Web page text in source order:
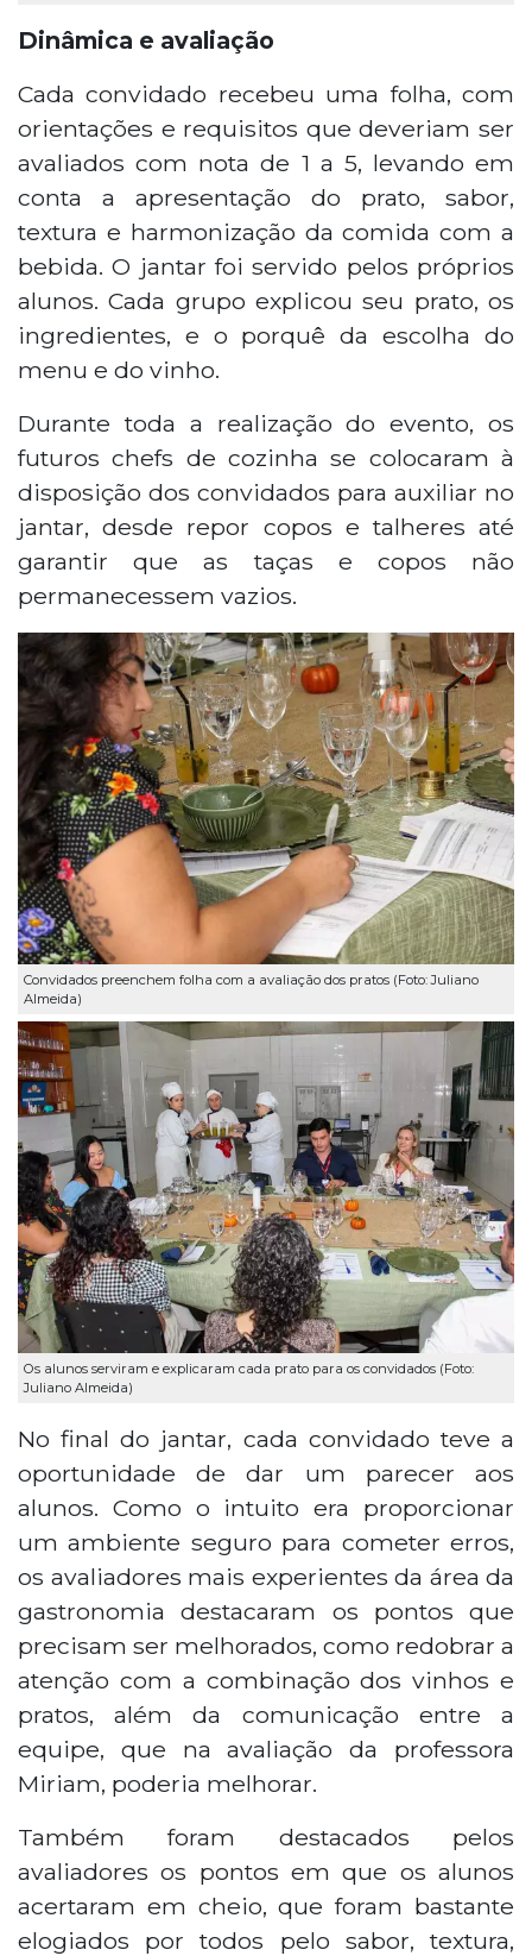
Dinâmica e avaliação
Cada convidado recebeu uma folha, com
orientações e requisitos que deveriam ser
avaliados com nota de 1 a 5, levando em
conta a apresentação do prato, sabor,
textura e harmonização da comida com a
bebida. O jantar foi servido pelos próprios
alunos. Cada grupo explicou seu prato, os
ingredientes, e o porquê da escolha do
menu e do vinho.
Durante toda a realização do evento, os
futuros chefs de cozinha se colocaram à
disposição dos convidados para auxiliar no
jantar, desde repor copos e talheres até
garantir que as taças e copos não
permanecessem vazios.
Convidados preenchem folha com a avaliação dos pratos (Foto: Juliano
Almeida)
Os alunos serviram e explicaram cada prato para os convidados (Foto:
Juliano Almeida)
No final do jantar, cada convidado teve a
oportunidade de dar um parecer aos
alunos. Como o intuito era proporcionar
um ambiente seguro para cometer erros,
os avaliadores mais experientes da área da
gastronomia destacaram os pontos que
precisam ser melhorados, como redobrar a
atenção com a combinação dos vinhos e
pratos, além da comunicação entre a
equipe, que na avaliação da professora
Miriam, poderia melhorar.
Também foram destacados pelos
avaliadores os pontos em que os alunos
acertaram em cheio, que foram bastante
elogiados por todos pelo sabor, textura,